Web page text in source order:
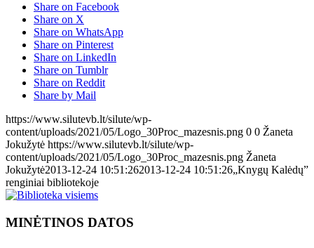
Share on Facebook
Share on X
Share on WhatsApp
Share on Pinterest
Share on LinkedIn
Share on Tumblr
Share on Reddit
Share by Mail
https://www.silutevb.lt/silute/wp-
content/uploads/2021/05/Logo_30Proc_mazesnis.png 0 0 Žaneta
Jokužytė https://www.silutevb.lt/silute/wp-
content/uploads/2021/05/Logo_30Proc_mazesnis.png Žaneta
Jokužytė2013-12-24 10:51:262013-12-24 10:51:26„Knygų Kalėdų”
renginiai bibliotekoje
MINĖTINOS DATOS